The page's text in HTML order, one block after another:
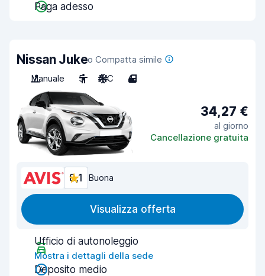
Paga adesso
Nissan Jukeo Compatta simile
Manuale
5 A/C 4
34,27 €
al giorno
Cancellazione gratuita
8,1 Buona
Visualizza offerta
Ufficio di autonoleggio
Mostra i dettagli della sede
Deposito medio